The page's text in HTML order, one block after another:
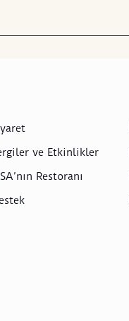
ve Etkinlikler
Restoranı